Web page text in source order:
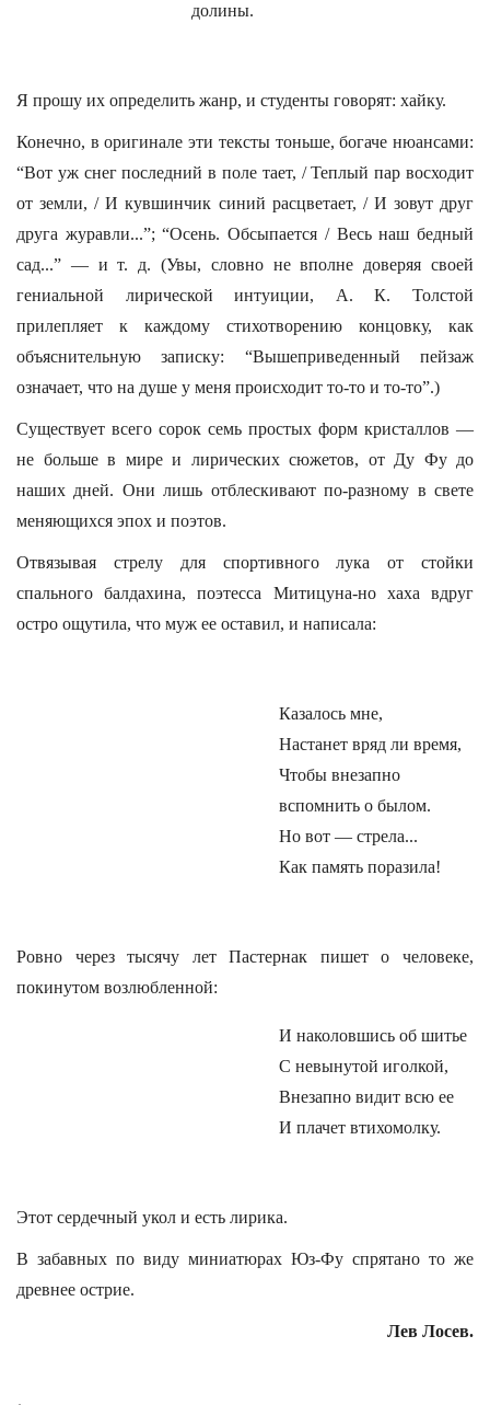
долины.
Я прошу их определить жанр, и студенты говорят: хайку.
Конечно, в оригинале эти тексты тоньше, богаче нюансами:
“Вот уж снег последний в поле тает, / Теплый пар восходит
от земли, / И кувшинчик синий расцветает, / И зовут друг
друга журавли...”; “Осень. Обсыпается / Весь наш бедный
сад...” — и т. д. (Увы, словно не вполне доверяя своей
гениальной лирической интуиции, А. К. Толстой
прилепляет к каждому стихотворению концовку, как
объяснительную записку: “Вышеприведенный пейзаж
означает, что на душе у меня происходит то-то и то-то”.)
Существует всего сорок семь простых форм кристаллов —
не больше в мире и лирических сюжетов, от Ду Фу до
наших дней. Они лишь отблескивают по-разному в свете
меняющихся эпох и поэтов.
Отвязывая стрелу для спортивного лука от стойки
спального балдахина, поэтесса Митицуна-но хаха вдруг
остро ощутила, что муж ее оставил, и написала:
Казалось мне,
Настанет вряд ли время,
Чтобы внезапно
вспомнить о былом.
Но вот — стрела...
Как память поразила!
Ровно через тысячу лет Пастернак пишет о человеке,
покинутом возлюбленной:
И наколовшись об шитье
С невынутой иголкой,
Внезапно видит всю ее
И плачет втихомолку.
Этот сердечный укол и есть лирика.
В забавных по виду миниатюрах Юз-Фу спрятано то же
древнее острие.
Лев Лосев.